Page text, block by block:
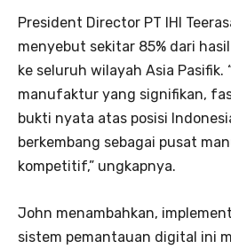
President Director PT IHI
menyebut sekitar 85% dari
ke seluruh wilayah Asia Pasifik.
manufaktur yang signifikan,
bukti nyata atas posisi
berkembang sebagai pusat
kompetitif,” ungkapnya.
John menambahkan,
sistem pemantauan digital ini